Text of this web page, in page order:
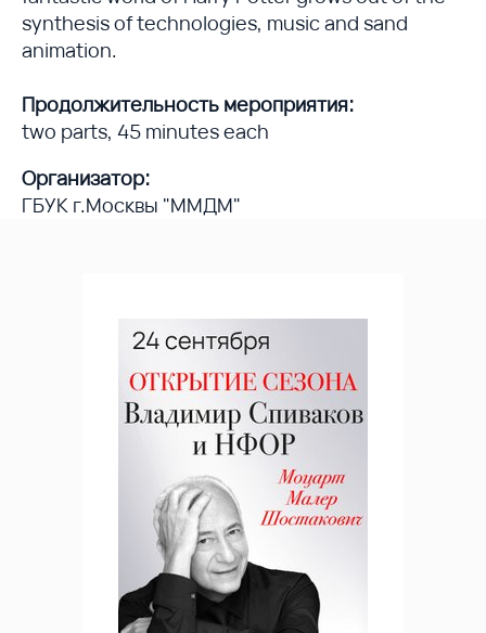
synthesis of technologies, music and sand
animation.
Продолжительность мероприятия:
two parts, 45 minutes each
Организатор:
ГБУК г.Москвы "ММДМ"